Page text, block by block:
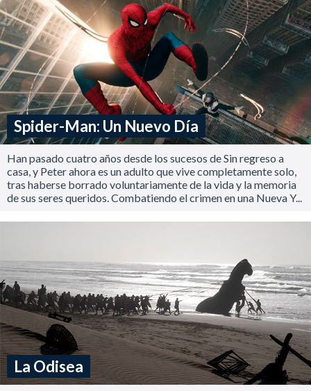
Spider-Man: Un Nuevo Día
Han pasado cuatro años desde los sucesos de Sin regreso a
casa, y Peter ahora es un adulto que vive completamente solo,
tras haberse borrado voluntariamente de la vida y la memoria
de sus seres queridos. Combatiendo el crimen en una Nueva Y...
La Odisea